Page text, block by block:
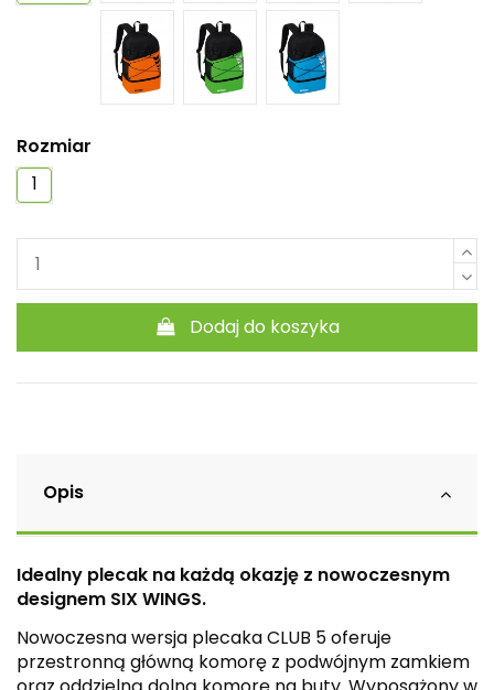
Rozmiar
1
Dodaj do koszyka
Opis
Idealny plecak na każdą okazję z nowoczesnym
designem SIX WINGS.
Nowoczesna wersja plecaka CLUB 5 oferuje
przestronną główną komorę z podwójnym zamkiem